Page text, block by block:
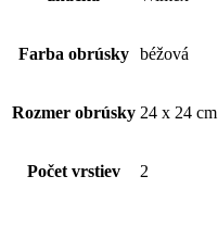
cm
Farba obrúsky béžová
Rozmer obrúsky 24 x 24 cm
Počet vrstiev 2